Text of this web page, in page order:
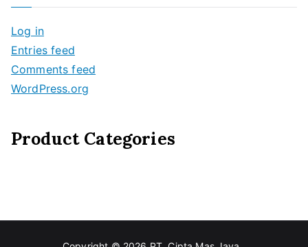
Log in
Entries feed
Comments feed
WordPress.org
Product Categories